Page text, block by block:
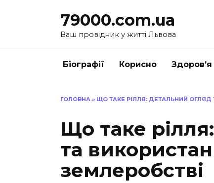
79000.com.ua
Ваш провідник у житті Львова
Біографії Корисно Здоров’я
ГОЛОВНА » ЩО ТАКЕ РІЛЛЯ: ДЕТАЛЬНИЙ
Що таке
та
землеробстві